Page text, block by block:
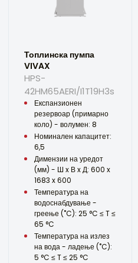
Топлинска пумпа
VIVAX
HPS-
42HM65AERI/I1T19H3s
Експанзионен
резервоар (примарно
коло) - волумен: 8
Номинален капацитет:
6,5
Димензии на уредот
(мм) - Ш x В x Д: 600 x
1683 x 600
Температура на
водоснабдување -
греење (˚C): 25 °C ≤ T ≤
65 °C
Температура на излез
на вода - ладење (˚C):
5 °C ≤ T ≤ 25 °C